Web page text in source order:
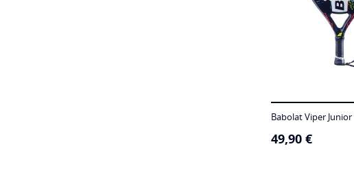
Babolat Viper Junior
49,90 €